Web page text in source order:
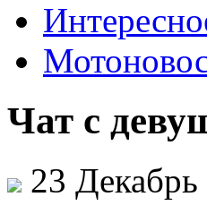
Чат с
23 Декабрь